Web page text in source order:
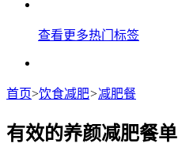
查看更多热门标签
首页>饮食减肥>减肥餐
有效的养颜减肥餐单